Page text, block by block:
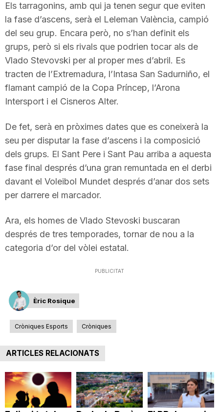
a
Els tarragonins, amb qui ja tenen segur que eviten
la fase d’ascens, serà el Leleman València, campió
del seu grup. Encara però, no s’han definit els
grups, però si els rivals que podrien tocar als de
Vlado Stevovski per al proper mes d’abril. Es
tracten de l’Extremadura, l’Intasa San Sadurniño, el
flamant campió de la Copa Príncep, l’Arona
Intersport i el Cisneros Alter.
De fet, serà en pròximes dates que es coneixerà la
seu per disputar la fase d’ascens i la composició
dels grups. El Sant Pere i Sant Pau arriba a aquesta
fase final després d’una gran remuntada en el derbi
davant el Voleibol Mundet després d’anar dos sets
per darrere el marcador.
Ara, els homes de Vlado Stevoski buscaran
després de tres temporades, tornar de nou a la
categoria d’or del vòlei estatal.
PUBLICITAT
Èric Rosique
Cròniques Esports Cròniques
ARTICLES RELACIONATS